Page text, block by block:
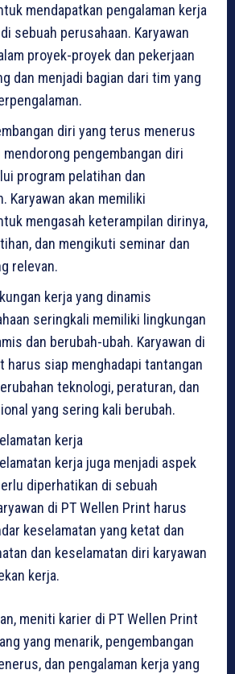
mendapatkan pengalaman kerja
sebuah perusahaan. Karyawan
proyek-proyek dan pekerjaan
dan menjadi bagian dari tim yang
diri yang terus menerus
mendorong pengembangan diri
program pelatihan dan
Karyawan akan memiliki
mengasah keterampilan dirinya,
dan mengikuti seminar dan
relevan.
kerja yang dinamis
seringkali memiliki lingkungan
dan berubah-ubah. Karyawan di
harus siap menghadapi tantangan
teknologi, peraturan, dan
yang sering kali berubah.
kerja
kerja juga menjadi aspek
diperhatikan di sebuah
di PT Wellen Print harus
keselamatan yang ketat dan
dan keselamatan diri karyawan
kerja.
meniti karier di PT Wellen Print
yang menarik, pengembangan
dan pengalaman kerja yang